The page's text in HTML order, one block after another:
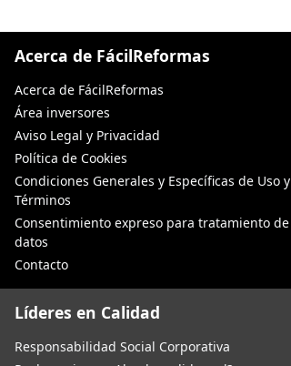
Acerca de FácilReformas
Acerca de FácilReformas
Área inversores
Aviso Legal y Privacidad
Política de Cookies
Condiciones Generales y Específicas de Uso y
Términos
Consentimiento expreso para tratamiento de
datos
Contacto
Líderes en Calidad
Responsabilidad Social Corporativa